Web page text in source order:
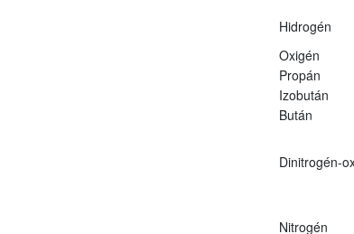
Hidrogén
Oxigén
Propán
Izobután
Bután
Dinitrogén-
Nitrogén